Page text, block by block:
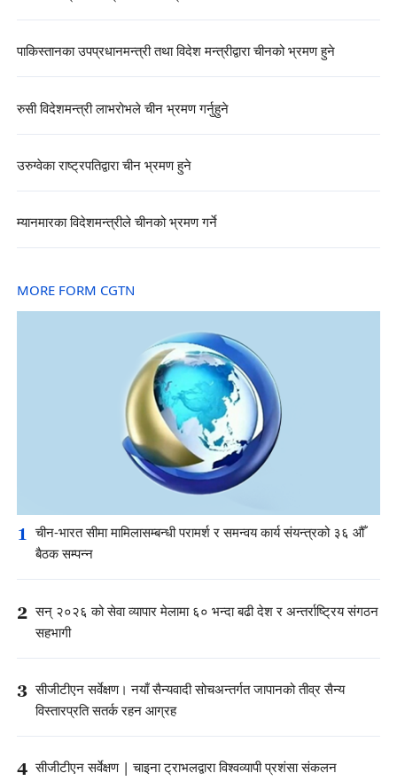
पाकिस्तानका उपप्रधानमन्त्री तथा विदेश मन्त्रीद्वारा चीनको भ्रमण हुने
रुसी विदेशमन्त्री लाभरोभले चीन भ्रमण गर्नुहुने
उरुग्वेका राष्ट्रपतिद्वारा चीन भ्रमण हुने
म्यानमारका विदेशमन्त्रीले चीनको भ्रमण गर्ने
MORE FORM CGTN
1 चीन-भारत सीमा मामिलासम्बन्धी परामर्श र समन्वय कार्य संयन्त्रको ३६ औँ
बैठक सम्पन्न
2 सन् २०२६ को सेवा व्यापार मेलामा ६० भन्दा बढी देश र अन्तर्राष्ट्रिय संगठन
सहभागी
3 सीजीटीएन सर्वेक्षण। नयाँ सैन्यवादी सोचअन्तर्गत जापानको तीव्र सैन्य
विस्तारप्रति सतर्क रहन आग्रह
4 सीजीटीएन सर्वेक्षण | चाइना ट्राभलद्वारा विश्वव्यापी प्रशंसा संकलन